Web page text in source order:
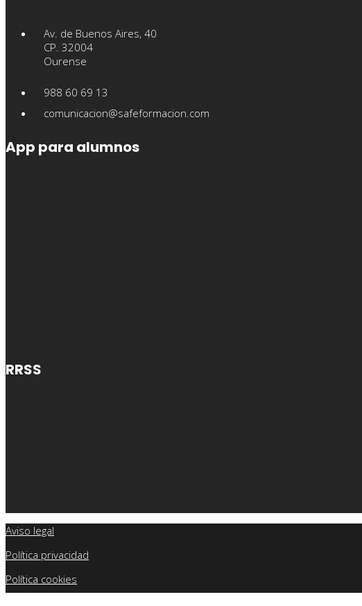
Av. de Buenos Aires, 40
CP. 32004
Ourense
988 60 69 13
comunicacion@safeformacion.com
App para alumnos
RRSS
Aviso legal
Política privacidad
Política cookies